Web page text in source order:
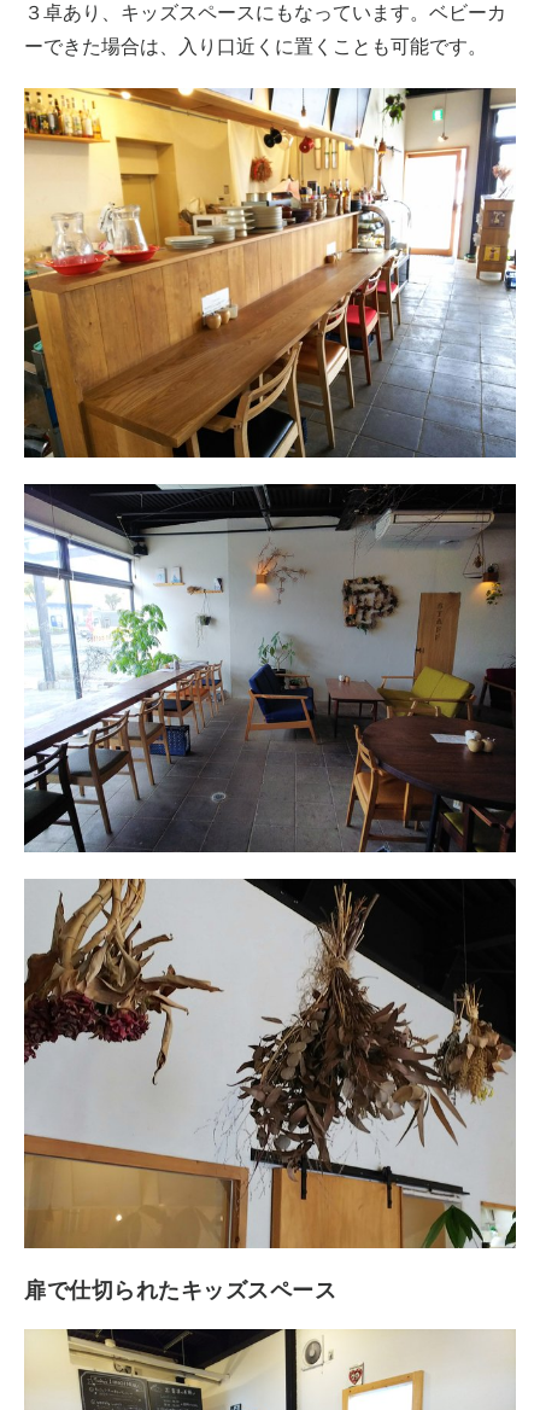
３卓あり、キッズスペースにもなっています。ベビーカ
ーできた場合は、入り口近くに置くことも可能です。
扉で仕切られたキッズスペース